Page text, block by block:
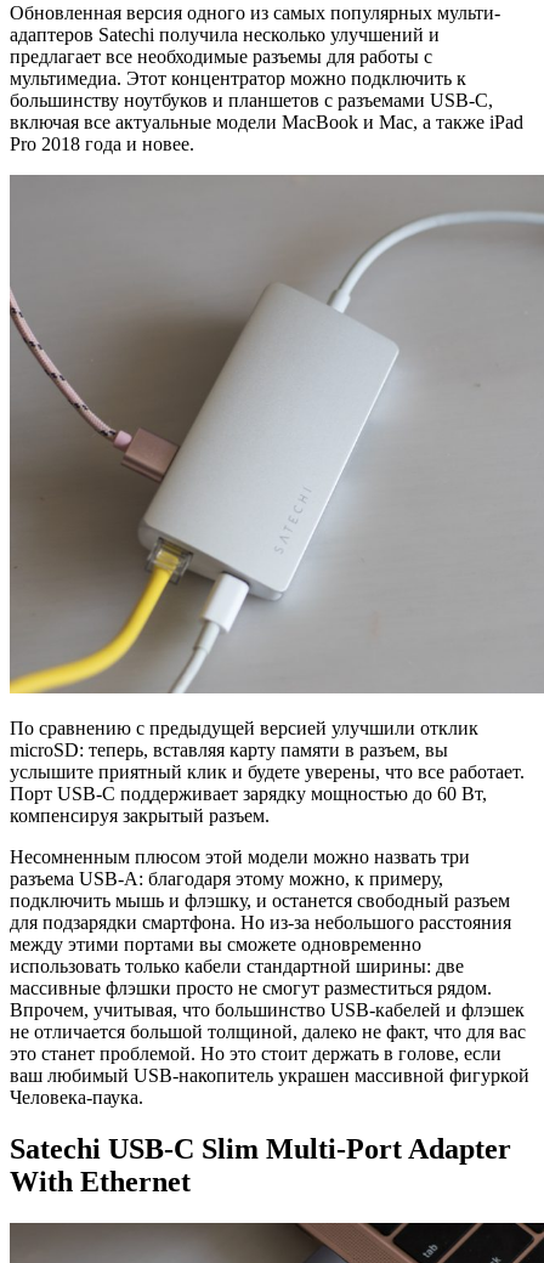
Обновленная версия одного из самых популярных мульти-
адаптеров Satechi получила несколько улучшений и
предлагает все необходимые разъемы для работы с
мультимедиа. Этот концентратор можно подключить к
большинству ноутбуков и планшетов с разъемами USB-C,
включая все актуальные модели MacBook и Mac, а также iPad
Pro 2018 года и новее.
По сравнению с предыдущей версией улучшили отклик
microSD: теперь, вставляя карту памяти в разъем, вы
услышите приятный клик и будете уверены, что все работает.
Порт USB-C поддерживает зарядку мощностью до 60 Вт,
компенсируя закрытый разъем.
Несомненным плюсом этой модели можно назвать три
разъема USB-A: благодаря этому можно, к примеру,
подключить мышь и флэшку, и останется свободный разъем
для подзарядки смартфона. Но из-за небольшого расстояния
между этими портами вы сможете одновременно
использовать только кабели стандартной ширины: две
массивные флэшки просто не смогут разместиться рядом.
Впрочем, учитывая, что большинство USB-кабелей и флэшек
не отличается большой толщиной, далеко не факт, что для вас
это станет проблемой. Но это стоит держать в голове, если
ваш любимый USB-накопитель украшен массивной фигуркой
Человека-паука.
Satechi USB-C Slim Multi-Port Adapter
With Ethernet